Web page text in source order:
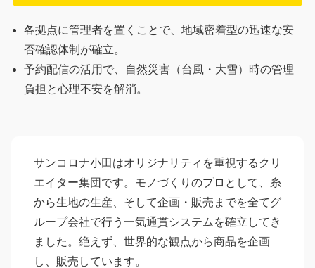
各拠点に管理者を置くことで、地域密着型の迅速な安
否確認体制が確立。
予約配信の活用で、自然災害（台風・大雪）時の管理
負担と心理不安を解消。
サンコロナ小田はオリジナリティを重視するクリ
エイター集団です。モノづくりのプロとして、糸
から生地の生産、そして企画・販売までを全てグ
ループ会社で行う一気通貫システムを確立してき
ました。絶えず、世界的な観点から商品を企画
し、販売しています。